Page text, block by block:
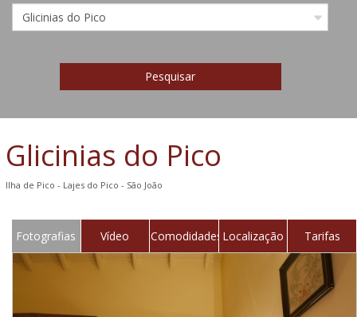
Pesquisar
Glicinias do Pico
Ilha de Pico - Lajes do Pico - São João
Fotografias Vídeo Comodidades Localização Tarifas